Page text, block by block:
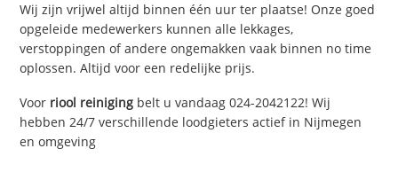
Wij zijn vrijwel altijd binnen één uur ter plaatse! Onze goed
opgeleide medewerkers kunnen alle lekkages,
verstoppingen of andere ongemakken vaak binnen no time
oplossen. Altijd voor een redelijke prijs.
Voor riool reiniging belt u vandaag 024-2042122! Wij
hebben 24/7 verschillende loodgieters actief in Nijmegen
en omgeving